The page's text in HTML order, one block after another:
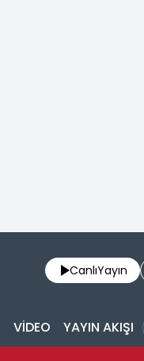
CanlıYayın
VİDEO YAYIN AKIŞI